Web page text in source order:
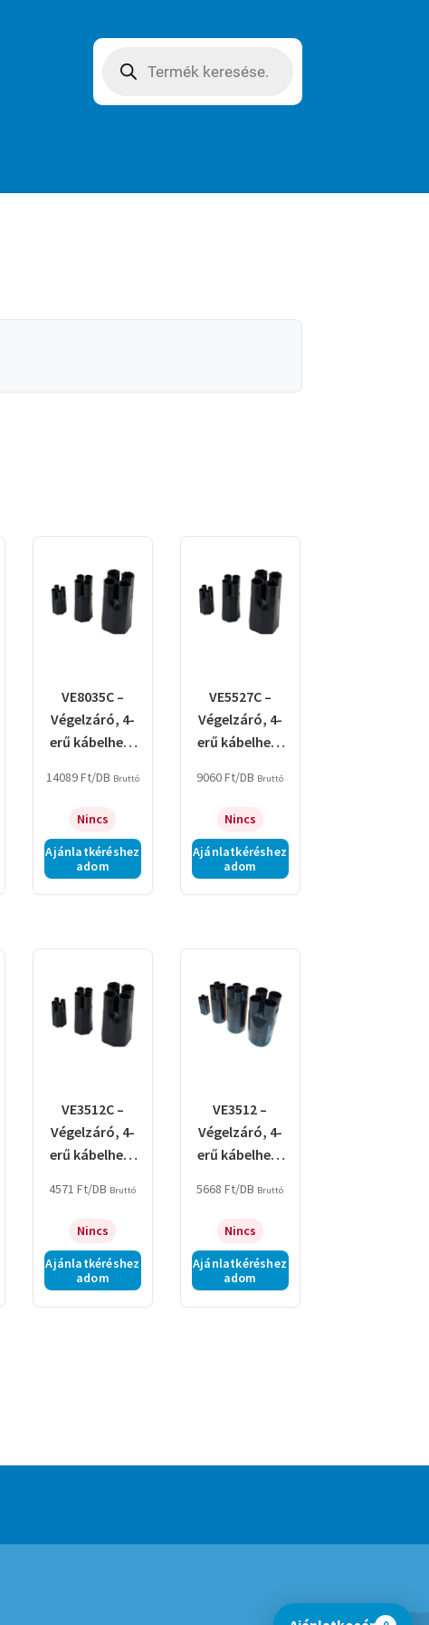
search
VE8035C –
Végelzáró, 4-
erű kábelhez,
14089Ft/DB Bruttó
Nincs
Ajánlatkéréshez
adom
VE5527C –
Végelzáró, 4-
erű kábelhez,
9060Ft/DB Bruttó
Nincs
Ajánlatkéréshez
adom
VE3512C –
Végelzáró, 4-
erű kábelhez,
4571Ft/DB Bruttó
Nincs
Ajánlatkéréshez
adom
VE3512 –
Végelzáró, 4-
erű kábelhez,
5668Ft/DB Bruttó
Nincs
Ajánlatkéréshez
adom